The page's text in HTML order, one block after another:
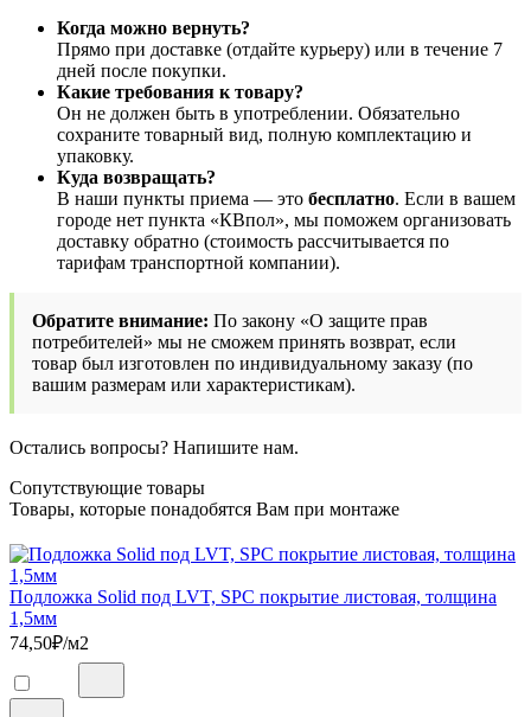
Когда можно вернуть?
Прямо при доставке (отдайте курьеру) или в течение 7
дней после покупки.
Какие требования к товару?
Он не должен быть в употреблении. Обязательно
сохраните товарный вид, полную комплектацию и
упаковку.
Куда возвращать?
В наши пункты приема — это бесплатно. Если в вашем
городе нет пункта «КВпол», мы поможем организовать
доставку обратно (стоимость рассчитывается по
тарифам транспортной компании).
Обратите внимание: По закону «О защите прав
потребителей» мы не сможем принять возврат, если
товар был изготовлен по индивидуальному заказу (по
вашим размерам или характеристикам).
Остались вопросы? Напишите нам.
Сопутствующие товары
Товары, которые понадобятся Вам при монтаже
Подложка Solid под LVT, SPC покрытие листовая, толщина
1,5мм
74,50₽/м2